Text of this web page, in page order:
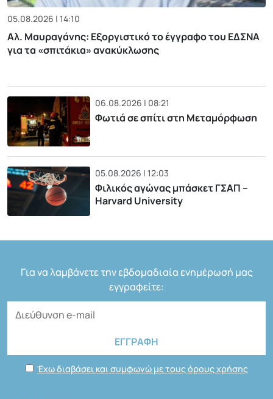
05.08.2026 | 14:10
Αλ. Μαυραγάνης: Εξοργιστικό το έγγραφο του ΕΔΣΝΑ
για τα «σπιτάκια» ανακύκλωσης
06.08.2026 | 08:21
Φωτιά σε σπίτι στη Μεταμόρφωση
05.08.2026 | 12:03
Φιλικός αγώνας μπάσκετ ΓΣΑΠ –
Harvard University
Για να λαμβάνετε την εβδομαδιαία ενημέρωσή μας
εγγραφείτε:
Έχω διαβάσει και συμφωνώ με τους όρους χρήσης